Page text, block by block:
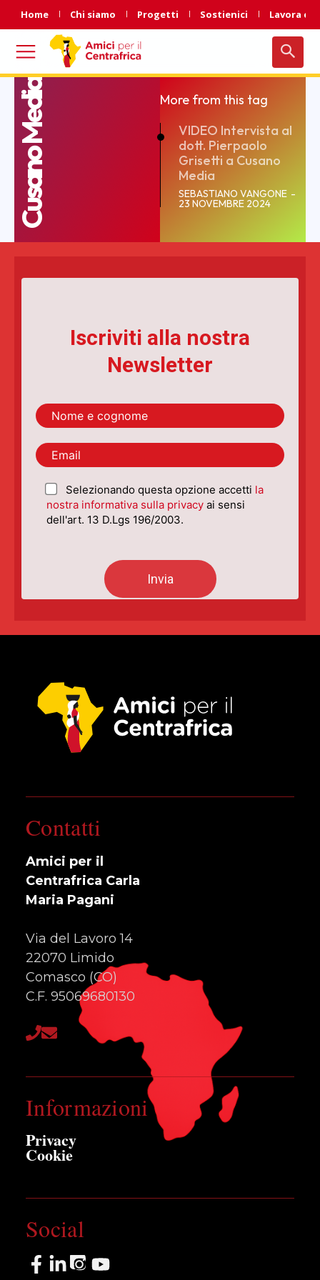
Home Chi siamo Progetti Sostienici Lavora
Cusano Media
More from this tag
VIDEO Intervista al
dott. Pierpaolo
Grisetti a Cusano
Media
SEBASTIANO VANGONE -
23 NOVEMBRE 2024
Iscriviti alla nostra
Newsletter
Selezionando questa opzione accetti la
nostra informativa sulla privacy ai sensi
dell'art. 13 D.Lgs 196/2003.
Contatti
Amici per il
Centrafrica Carla
Maria Pagani
Via del Lavoro 14
22070 Limido
Comasco (CO)
C.F. 95069680130
Informazioni
Privacy
Cookie
Social